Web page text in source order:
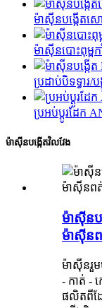
ម៉ាស៊ីនបង្កើតស
ម៉ាស៊ីនបោះពុម្ពក
ប្រដាប់បិទទ្វារ/
ប្រអប់ប្តូរដែក
ម៉ាស៊ីនបង្កើតវិលវែង
ម៉ាស៊ីន
ម៉ាស៊ីន
ម៉ាស៊ីនរួ
- កាត់ -
ផលិតពីដ